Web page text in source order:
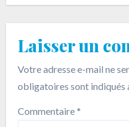
Laisser un
Votre adresse e-mail ne
obligatoires sont indiqués
Commentaire*